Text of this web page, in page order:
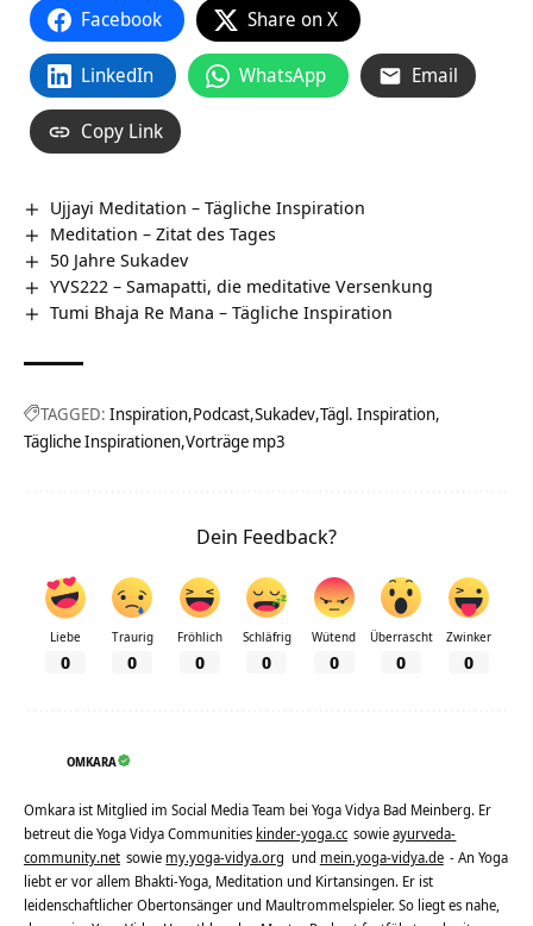
Facebook Share on X
LinkedIn WhatsApp Email
Copy Link
Ujjayi Meditation – Tägliche Inspiration
Meditation – Zitat des Tages
50 Jahre Sukadev
YVS222 – Samapatti, die meditative Versenkung
Tumi Bhaja Re Mana – Tägliche Inspiration
TAGGED: Inspiration Podcast Sukadev Tägl. Inspiration
Tägliche Inspirationen Vorträge mp3
Dein Feedback?
Liebe
0
Traurig
0
Fröhlich
0
Schläfrig
0
Wütend
0
Überrascht
0
Zwinker
0
OMKARA
Omkara ist Mitglied im Social Media Team bei Yoga Vidya Bad Meinberg. Er
betreut die Yoga Vidya Communities kinder-yoga.cc sowieayurveda-
community.net sowie my.yoga-vidya.org und mein.yoga-vidya.de - An Yoga
liebt er vor allem Bhakti-Yoga, Meditation und Kirtansingen. Er ist
leidenschaftlicher Obertonsänger und Maultrommelspieler. So liegt es nahe,